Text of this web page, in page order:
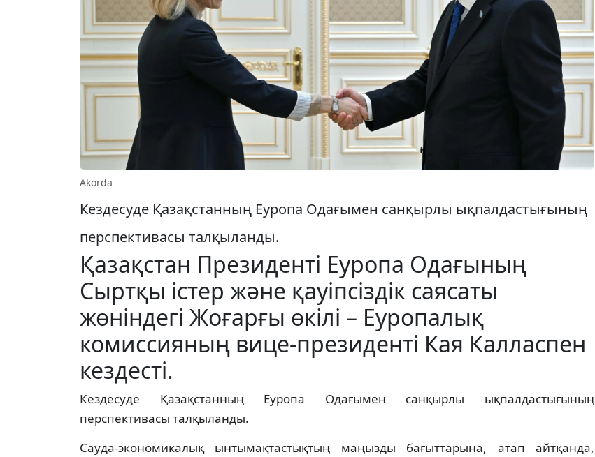
Akorda
Кездесуде Қазақстанның Еуропа Одағымен санқырлы ықпалдастығының
перспективасы талқыланды.
Қазақстан Президенті Еуропа Одағының
Сыртқы істер және қауіпсіздік саясаты
жөніндегі Жоғарғы өкілі – Еуропалық
комиссияның вице-президенті Кая Калласпен
кездесті.
Кездесуде Қазақстанның Еуропа Одағымен санқырлы ықпалдастығының
перспективасы талқыланды.
Сауда-экономикалық ынтымақтастықтың маңызды бағыттарына, атап айтқанда,